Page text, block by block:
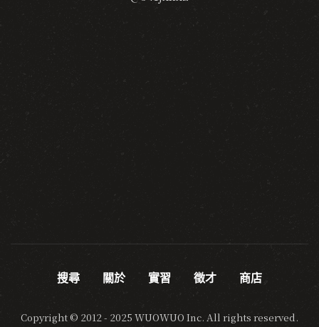
搜尋 關於 實習 徵才 商店
Copyright © 2012 - 2025 WUOWUO Inc. All rights reserved.